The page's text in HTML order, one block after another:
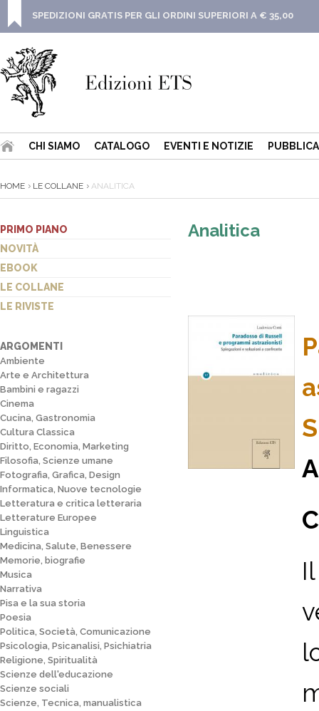
SPEDIZIONI GRATIS PER GLI ORDINI SUPERIORI A € 35,00
CHI SIAMO CATALOGO EVENTI E NOTIZIE
HOME LE COLLANE ANALITICA
PRIMO PIANO
NOVITÀ
EBOOK
LE COLLANE
LE RIVISTE
ARGOMENTI
Ambiente
Arte e Architettura
Bambini e ragazzi
Cinema
Cucina, Gastronomia
Cultura Classica
Diritto, Economia, Marketing
Filosofia, Scienze umane
Fotografia, Grafica, Design
Informatica, Nuove tecnologie
Letteratura e critica letteraria
Letterature Europee
Linguistica
Medicina, Salute, Benessere
Memorie, biografie
Musica
Narrativa
Pisa e la sua storia
Poesia
Politica, Società, Comunicazione
Psicologia, Psicanalisi, Psichiatria
Religione, Spiritualità
Scienze dell'educazione
Scienze sociali
Scienze, Tecnica, manualistica
Analitica